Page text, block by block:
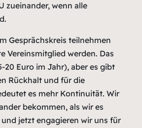
zueinander, wenn alle
Gesprächskreis teilnehmen
Vereinsmitglied werden. Das
20 Euro im Jahr), aber es gibt
Rückhalt und für die
es mehr Kontinuität. Wir
bekommen, als wir es
jetzt engagieren wir uns für